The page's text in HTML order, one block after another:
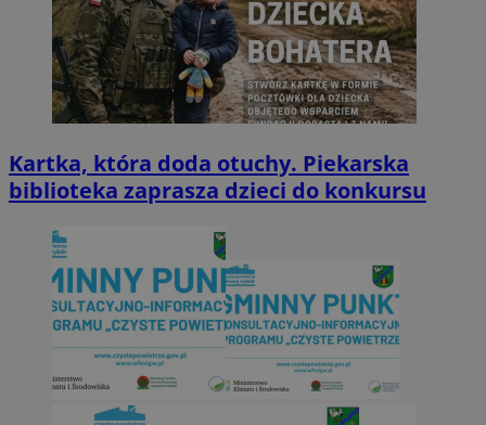
Kartka, która doda otuchy. Piekarska
biblioteka zaprasza dzieci do konkursu